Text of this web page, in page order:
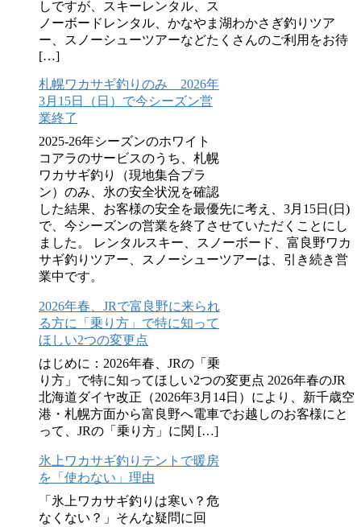
しですが、スキーレンタル、ス
ノーボードレンタル、かなやま湖わかさぎ釣りツア
ー、スノーシューツアーなどたくさんのご利用をお待
[…]
札幌ワカサギ釣りのみ 2026年
3月15日（日）で今シーズン営
業終了
2025-26年シーズンのホワイト
コアラのサービスのうち、札幌
ワカサギ釣り（現地集合プラ
ン）のみ、氷の安全状況を確認
した結果、お客様の安全を最優先に考え、3月15日(日)
で、今シーズンの営業を終了させていただくことにし
ました。 レンタルスキー、スノーボード、富良野ワカ
サギ釣りツアー、スノーシューツアーは、引き続き営
業中です。
2026年春、JRで富良野に来られ
る方に「乗り方」で特に知って
ほしい2つの変更点
はじめに：2026年春、JRの「乗
り方」で特に知ってほしい2つの変更点 2026年春のJR
北海道ダイヤ改正（2026年3月14日）により、新千歳空
港・札幌方面から富良野へ電車でお越しのお客様にと
って、JRの「乗り方」に関 […]
氷上ワカサギ釣りテントで暖房
を「使わない」理由
「氷上ワカサギ釣りは寒い？危
なくない？」そんな疑問に回